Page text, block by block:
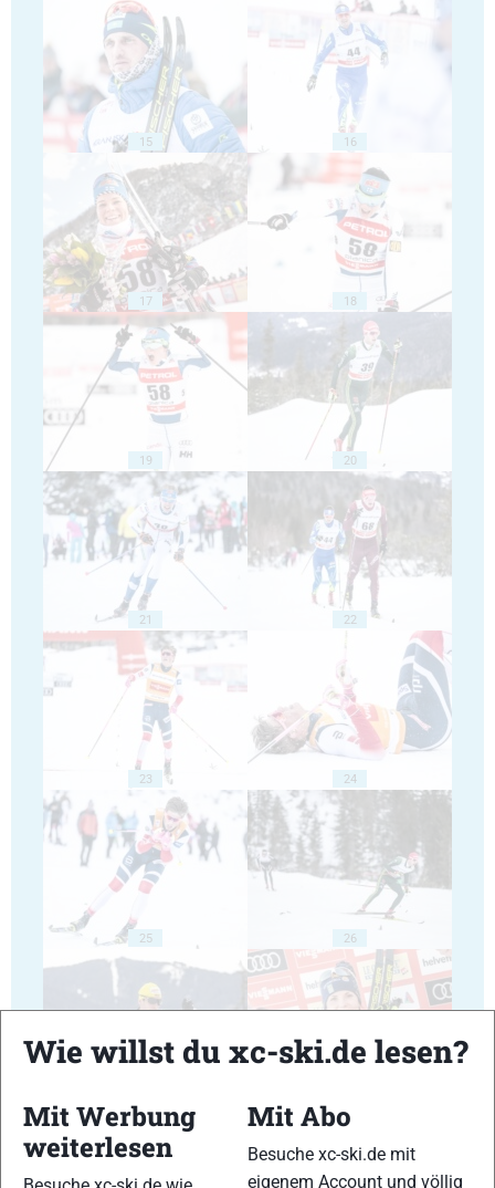
15 16
17 18
19 20
21 22
23 24
25 26
Wie willst du xc-ski.de lesen?
Mit Werbung
weiterlesen
Mit Abo
Besuche xc-ski.de mit
eigenem Account und völlig